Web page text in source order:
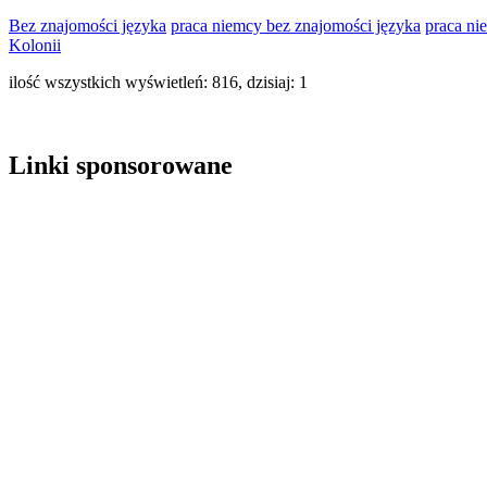
Bez znajomości języka praca niemcy bez znajomości języka praca
Kolonii
ilość wszystkich wyświetleń: 816, dzisiaj: 1
Linki sponsorowane